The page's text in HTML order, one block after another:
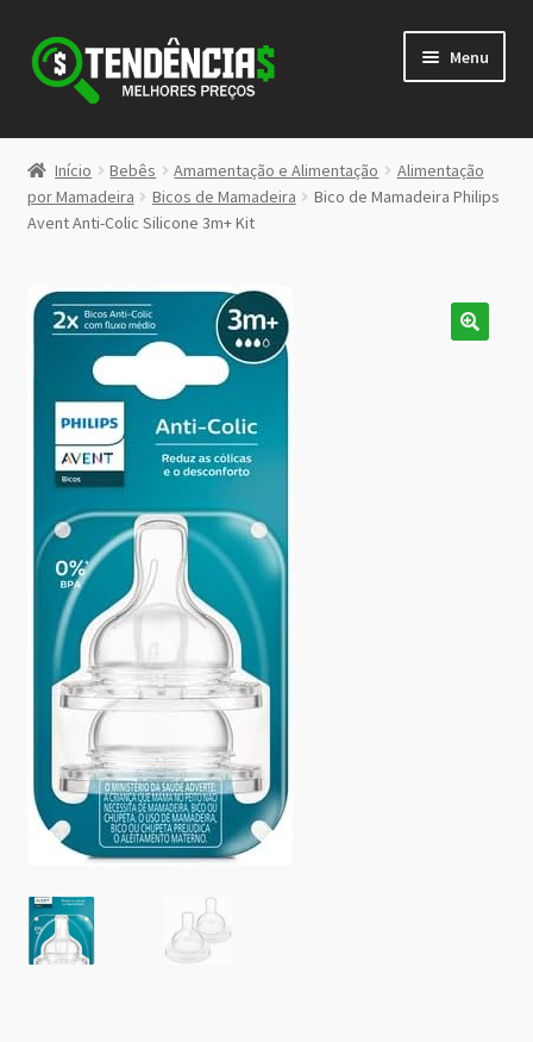
Pular
para
navegação
Pular
para
conteúdo
Menu
LOJA
<>
Início Bebês Amamentação e Alimentação
Alimentação
por Mamadeira
Bicos de Mamadeira
Bico de Mamadeira Philips
Avent Anti-Colic Silicone 3m+ Kit